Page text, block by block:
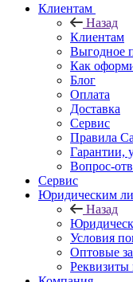
Клиентам
Назад
Клиентам
Выгодное
Как
Блог
Оплата
Доставка
Сервис
Правила
Гарантии,
Вопрос-
Сервис
Юридическим
Назад
Условия
Оптовые
Реквизиты